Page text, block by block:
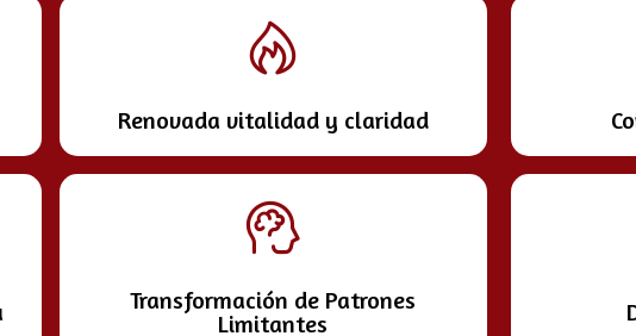
Renovada vitalidad y claridad
Transformación de Patrones
Limitantes